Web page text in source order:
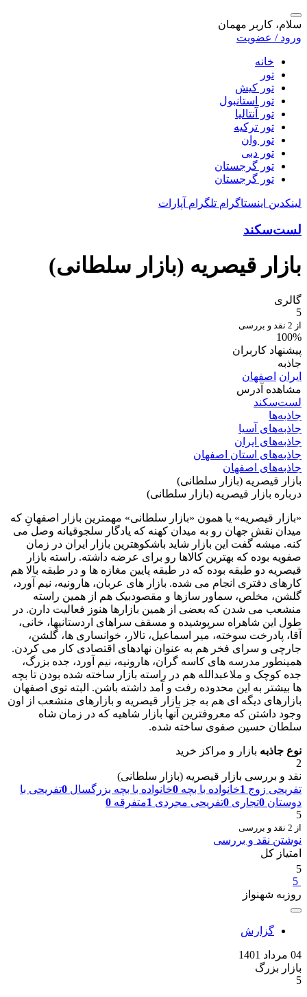
سلام، کاربر مهمان
ورود / عضویت
خانه
تور
تور کیش
تور استانبول
تور آنتالیا
تور ترکیه
تور وان
تور دبی
تور گرجستان
تور گرجستان
لینکدین اینستاگرام تلگرام آپارات
لست‌سکند
بازار قیصریه (بازار سلطانی)
گالری
5
از 2 نقد و بررسی
100%
پیشنهاد کاربران
جاذبه
ایران اصفهان
مشاهده آدرس
لست‌سکند
جاذبه‌ها
جاذبه‌های آسیا
جاذبه‌های ایران
جاذبه‌های استان اصفهان
جاذبه‌های اصفهان
بازار قیصریه (بازار سلطانی)
درباره بازار قیصریه (بازار سلطانی)
«بازار قیصریه» یا همون «بازار سلطانی» مهمترین بازار اصفهانِ که
میدان نقش جهان رو به میدان کهنه که یادگار سلجوقیانه وصل می
کنه. میشه گفت این بازار شاید باشکوهترین بازار ایران در زمان
صفویه بوده که بهترین کالاها رو برای عرضه داشته. راسته بازار
قیصریه دو طبقه بوده که در طبقه پایین مغازه ها و در طبقه بالا هم
کارهای دفتری انجام می شده. بازار های عربان، هارونیه، نیم آورد،
گلشن، مخلص، سماور سازها و مقصودبیک هم از همین راسته
منشعب می شدن که بعضی از همین بازارها هنوز فعالیت دارن. در
طول این شاهراه سرپوشیده ‏و مسقف سراهای اردستانیها، خانی،
آقا، پادرخت سوخته، میر اسماعیل، تالار، خوانساری ها، گلشن،
جارچی و سرای فخر هم به عنوان نهادهای اقتصادی کار می کردن.
همینطور مدرسه های کاسه گران، هارونیه، نیم آورد، جده بزرگ،
جده کوچک و ملاعبدالله هم در راسته بازار ساخته شده بودن تا بچه
ها بیشتر به این محدوده رفت و آمد داشته باشن. البته توی اصفهان
بازارهای دیگه ای هم به جز بازار قیصریه و بازارهای منشعب از اون
وجود داشتن که معروفترین آنها بازار شاهیه که در زمان شاه
سلطان حسین صفوی ساخته شده.
نوع جاذبه بازار و مراکز خرید
2
نقد و بررسی بازار قیصریه (بازار سلطانی)
تفریحی زوج 1خانواده با بچه 0خانواده با بچه بزرگسال 0تفریحی با
دوستان 0تجاری 0تفریحی مجردی 1متفرقه 0
5
از 2 نقد و بررسی
نوشتن نقد و بررسی
امتیاز کل
5
5
روزبه شهنواز
گزارش
04 مرداد 1401
بازار بزرگ
5